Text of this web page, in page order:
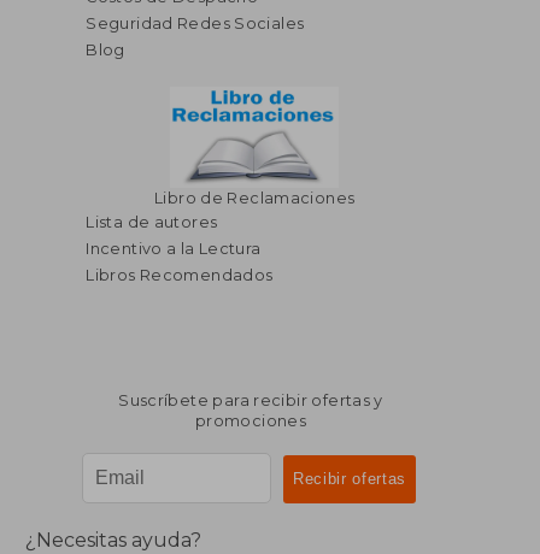
Seguridad Redes Sociales
Blog
Libro de Reclamaciones
Lista de autores
Incentivo a la Lectura
Libros Recomendados
Suscríbete para recibir ofertas y
promociones
¿Necesitas ayuda?